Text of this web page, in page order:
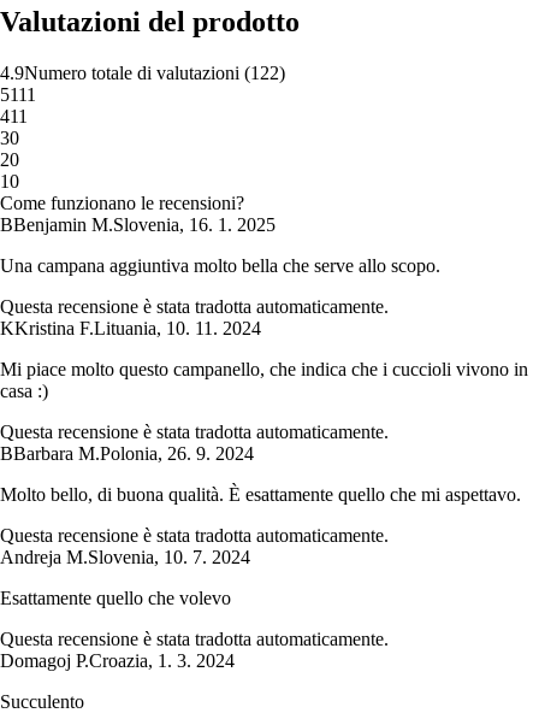
Valutazioni del prodotto
4.9Numero totale di valutazioni (122)
5111
411
30
20
10
Come funzionano le recensioni?
BBenjamin M.Slovenia, 16. 1. 2025
Una campana aggiuntiva molto bella che serve allo scopo.
Questa recensione è stata tradotta automaticamente.
KKristina F.Lituania, 10. 11. 2024
Mi piace molto questo campanello, che indica che i cuccioli vivono in
casa :)
Questa recensione è stata tradotta automaticamente.
BBarbara M.Polonia, 26. 9. 2024
Molto bello, di buona qualità. È esattamente quello che mi aspettavo.
Questa recensione è stata tradotta automaticamente.
Andreja M.Slovenia, 10. 7. 2024
Esattamente quello che volevo
Questa recensione è stata tradotta automaticamente.
Domagoj P.Croazia, 1. 3. 2024
Succulento